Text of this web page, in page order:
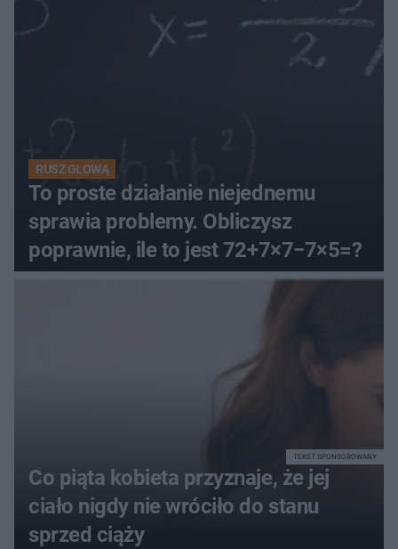
RUSZ GŁOWĄ
To proste działanie niejednemu
sprawia problemy. Obliczysz
poprawnie, ile to jest 72+7×7−7×5=?
Co piąta kobieta przyznaje, że jej
ciało nigdy nie wróciło do stanu
sprzed ciąży
TEKST SPONSOROWANY